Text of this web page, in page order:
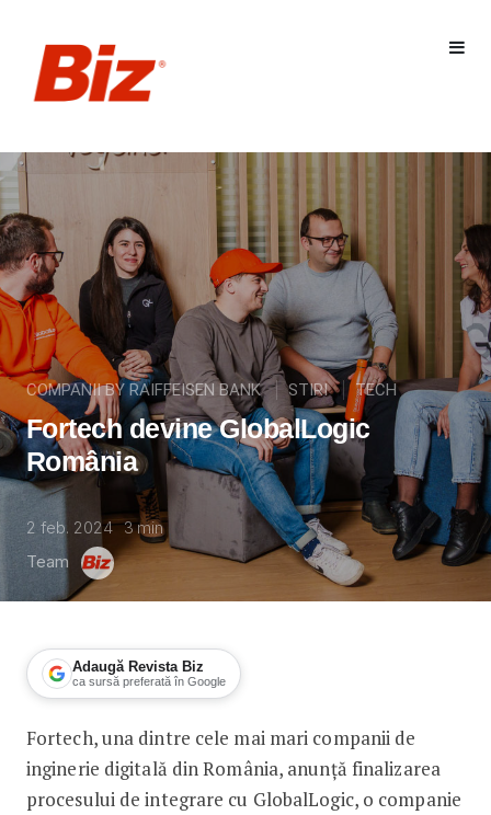
COMPANII BY RAIFFEISEN BANK STIRI TECH
Fortech devine GlobalLogic
România
2 feb. 2024 3min
Team
Adaugă Revista Biz
ca sursă preferată în Google
Fortech devine GlobalLogic România
Fortech, una dintre cele mai mari companii de
inginerie digitală din România, anunță finalizarea
procesului de integrare cu GlobalLogic, o companie